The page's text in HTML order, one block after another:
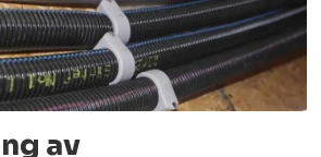
av